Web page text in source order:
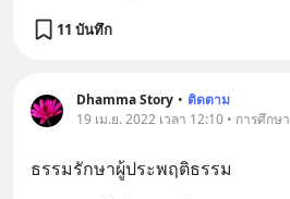
11 บันทึก
Dhamma Story • ติดตาม
19 เม.ย. 2022 เวลา 12:10 • การศึกษา
ธรรมรักษาผู้ประพฤติธรรม